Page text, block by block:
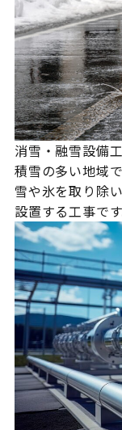
消雪・融雪設備
積雪の多い地域
雪や氷を取り除
設置する工事です